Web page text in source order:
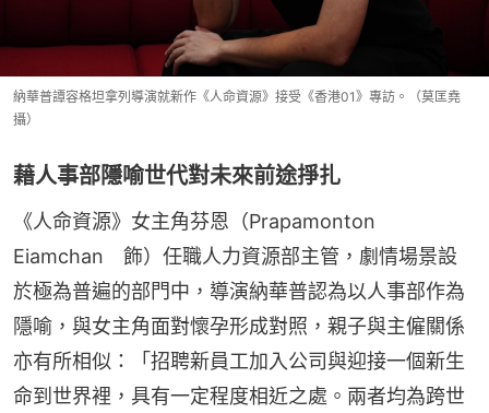
納華普譚容格坦拿列導演就新作《人命資源》接受《香港01》專訪。（莫匡堯
攝）
藉人事部隱喻世代對未來前途掙扎
《人命資源》女主角芬恩（Prapamonton
Eiamchan　飾）任職人力資源部主管，劇情場景設
於極為普遍的部門中，導演納華普認為以人事部作為
隱喻，與女主角面對懷孕形成對照，親子與主僱關係
亦有所相似：「招聘新員工加入公司與迎接一個新生
命到世界裡，具有一定程度相近之處。兩者均為跨世